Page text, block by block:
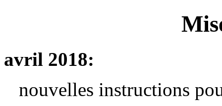
avril 2018:
nouvelles instructions